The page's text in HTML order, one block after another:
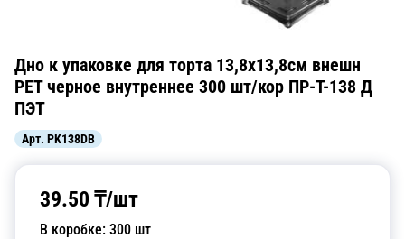
Дно к упаковке для торта 13,8х13,8см внешн
PET черное внутреннее 300 шт/кор ПР-Т-138 Д
ПЭТ
Арт. PK138DB
39.50 ₸/шт
В коробке: 300 шт